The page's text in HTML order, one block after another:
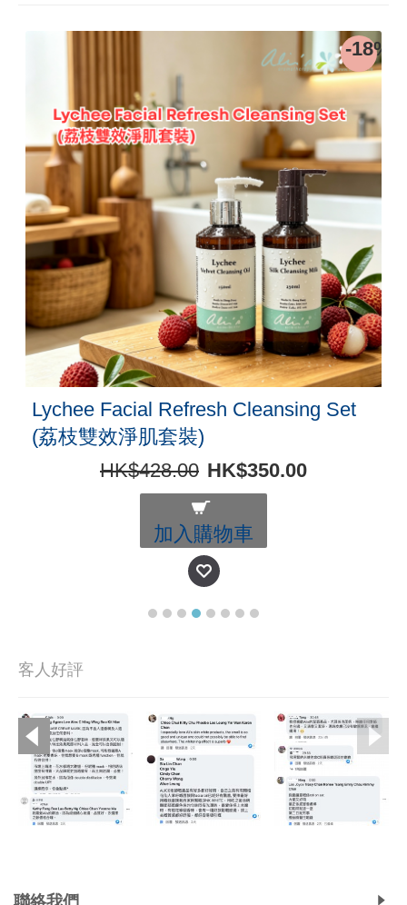
-18%
Lychee Facial Refresh Cleansing Set
(荔枝雙效淨肌套裝)
HK$428.00 HK$350.00
加入購物車
客人好評
聯絡我們